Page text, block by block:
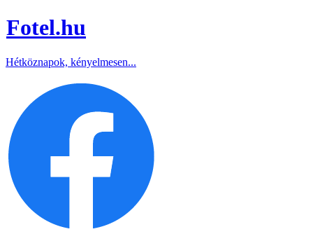
Fotel.hu
Hétköznapok, kényelmesen...